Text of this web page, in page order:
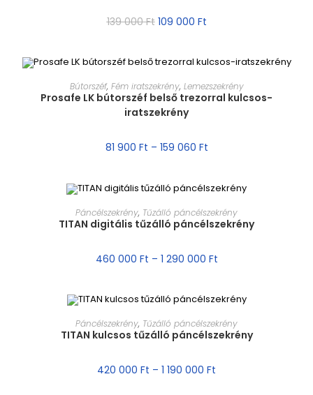
139 000Ft 109 000 Ft
MÉRET VÁLASZTÁSA
Bútorszéf, Fém iratszekrény, Lemezszekrény
Prosafe LK bútorszéf belső trezorral kulcsos-
iratszekrény
81 900 Ft – 159 060 Ft
MÉRET VÁLASZTÁSA
Páncélszekrény, Tűzálló páncélszekrény
TITAN digitális tűzálló páncélszekrény
460 000 Ft – 1 290 000 Ft
MÉRET VÁLASZTÁSA
Páncélszekrény, Tűzálló páncélszekrény
TITAN kulcsos tűzálló páncélszekrény
420 000 Ft – 1 190 000 Ft